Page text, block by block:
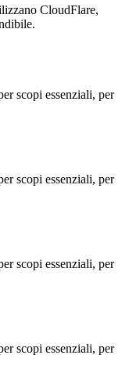
CloudFlare,
scopi essenziali, per
scopi essenziali, per
scopi essenziali, per
scopi essenziali, per